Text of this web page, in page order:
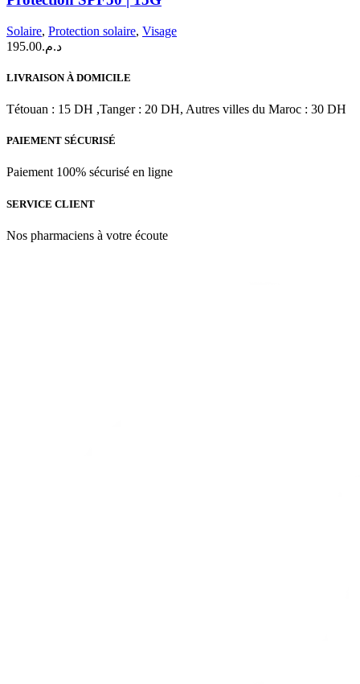
Vinosun
Stick
Invisible
Protection
|
Solaire, Protection solaire, Visage
د.م.195.00
LIVRAISON À DOMICILE
Tétouan : 15 DH ,Tanger : 20 DH, Autres villes du Maroc : 30 DH
PAIEMENT SÉCURISÉ
Paiement 100% sécurisé en ligne
SERVICE CLIENT
Nos pharmaciens à votre écoute